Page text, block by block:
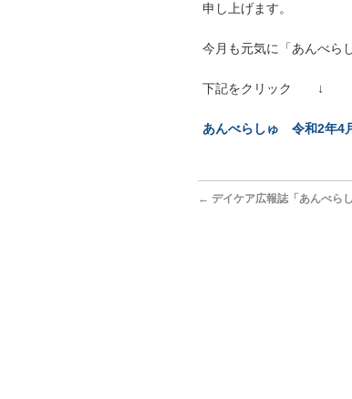
申し上げます。
今月も元気に「あんべら
下記をクリック ↓
あんべらしゅ 令和2年4
← デイケア広報誌「あんべら